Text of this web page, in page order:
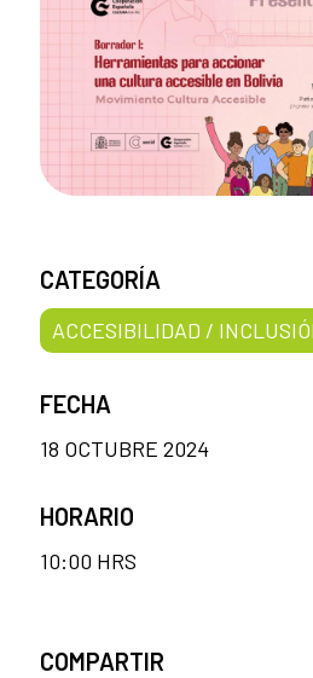
CATEGORÍA
ACCESIBILIDAD /
FECHA
18 OCTUBRE 2024
HORARIO
10:00 HRS
COMPARTIR